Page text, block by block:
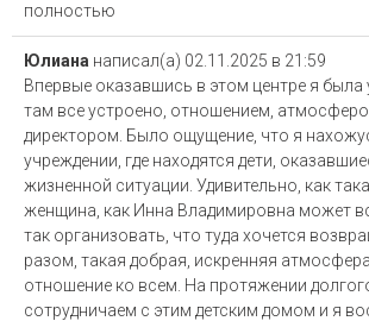
полностью
Юлиана написал(а) 02.11.2025 в 21:59
Впервые оказавшись в этом центре я была
там все устроено, отношением,
директором. Было ощущение, что я
учреждении, где находятся дети,
жизненной ситуации. Удивительно, как
женщина, как Инна Владимировна может
так организовать, что туда хочется
разом, такая добрая, искренняя
отношение ко всем. На протяжении
сотрудничаем с этим детским домом и я